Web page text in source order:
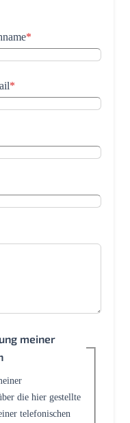
*
*
meiner
die hier gestellte
telefonischen